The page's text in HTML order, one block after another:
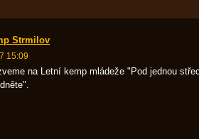
Strmilov
15:09
na Letní kemp mládeže "Pod jednou